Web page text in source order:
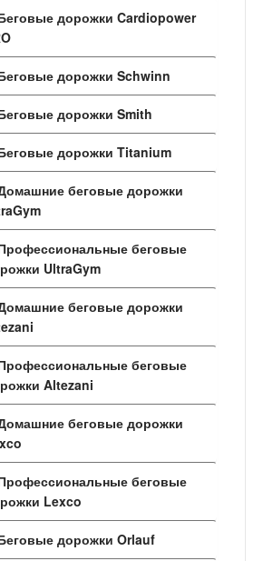
дорожки Cardiopower
дорожки Schwinn
дорожки Smith
дорожки Titanium
беговые дорожки
беговые
UltraGym
беговые дорожки
беговые
Altezani
беговые дорожки
беговые
Lexco
дорожки Orlauf